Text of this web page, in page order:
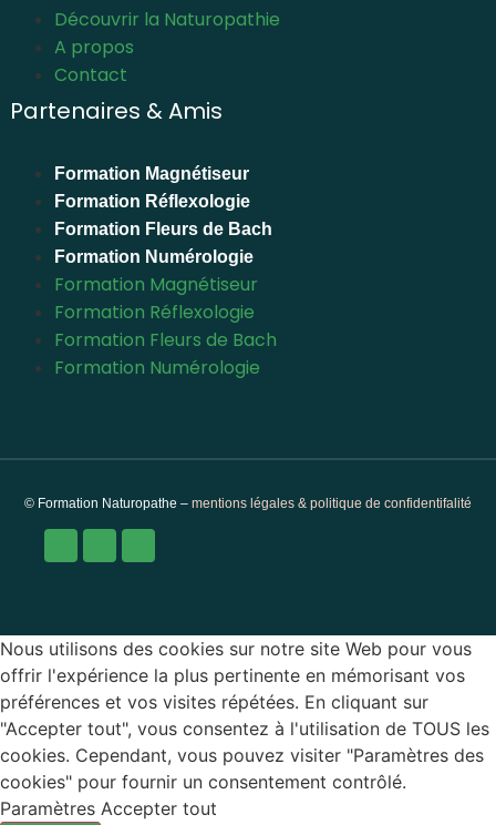
Découvrir la Naturopathie
A propos
Contact
Partenaires & Amis
Formation Magnétiseur
Formation Réflexologie
Formation Fleurs de Bach
Formation Numérologie
Formation Magnétiseur
Formation Réflexologie
Formation Fleurs de Bach
Formation Numérologie
© Formation Naturopathe – mentions légales & politique de confidentifalité
Nous utilisons des cookies sur notre site Web pour vous
offrir l'expérience la plus pertinente en mémorisant vos
préférences et vos visites répétées. En cliquant sur
"Accepter tout", vous consentez à l'utilisation de TOUS les
cookies. Cependant, vous pouvez visiter "Paramètres des
cookies" pour fournir un consentement contrôlé.
Paramètres Accepter tout